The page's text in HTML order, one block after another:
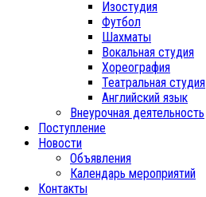
Изостудия
Футбол
Шахматы
Вокальная студия
Хореография
Театральная студия
Английский язык
Внеурочная деятельность
Поступление
Новости
Объявления
Календарь мероприятий
Контакты